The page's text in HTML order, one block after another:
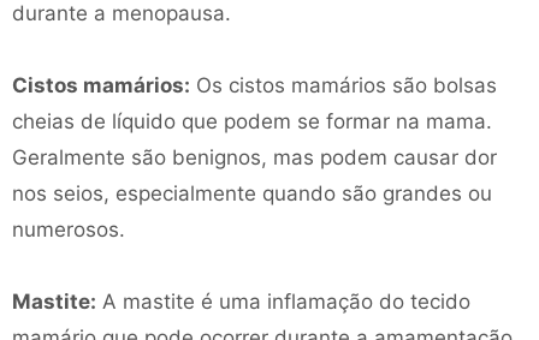
durante a menopausa.
Cistos mamários: Os cistos mamários são bolsas
cheias de líquido que podem se formar na mama.
Geralmente são benignos, mas podem causar dor
nos seios, especialmente quando são grandes ou
numerosos.
Mastite: A mastite é uma inflamação do tecido